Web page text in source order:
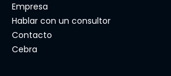
Empresa
Hablar con un consultor
Contacto
Cebra